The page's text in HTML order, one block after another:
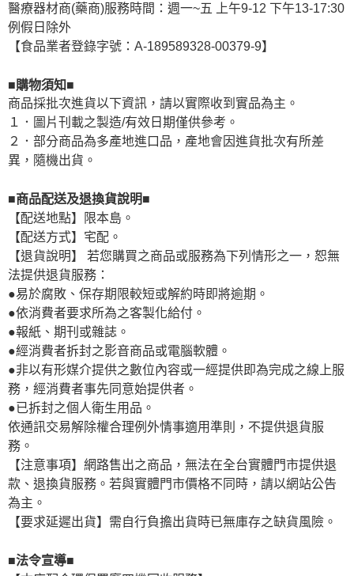
醫療器材商(藥商)服務時間：週一~五 上午9-12 下午13-17:30
例假日除外
【食品業者登錄字號：A-189589328-00379-9】
■購物須知■
商品採批次進貨以下資訊，請以實際收到實品為主。
１．圖片刊載之製造/有效日期僅供參考。
２．部分商品為多產地進口品，產地會因進貨批次有所差
異，隨機出貨。
■商品配送及退換貨說明■
【配送地點】限本島。
【配送方式】宅配。
【退貨說明】 若您購買之商品或服務為下列情形之一，恕無
法提供退貨服務：
●易於腐敗、保存期限較短或解約時即將逾期。
●依消費者要求所為之客製化給付。
●報紙、期刊或雜誌。
●經消費者拆封之影音商品或電腦軟體。
●非以有形媒介提供之數位內容或一經提供即為完成之線上服
務，經消費者事先同意始提供者。
●已拆封之個人衛生用品。
依通訊交易解除權合理例外情事適用準則，不提供退貨服
務。
【注意事項】網路售出之商品，無法在全台實體門市提供退
款、退換貨服務。若與實體門市價格不同時，請以網站公告
為主。
【要求延遲出貨】需自行負擔出貨時已無庫存之缺貨風險。
■法令宣導■